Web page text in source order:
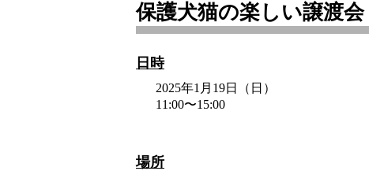
保護犬猫の楽しい譲渡
日時
2025年1月19日（日）
11:00〜15:00
場所